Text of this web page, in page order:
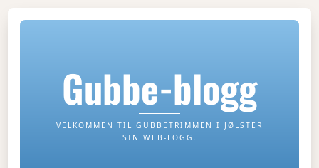
Gubbe-blogg
VELKOMMEN TIL GUBBETRIMMEN I JØLSTER
SIN WEB-LOGG.